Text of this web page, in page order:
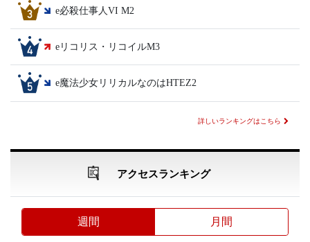
e必殺仕事人VI M2
eリコリス・リコイルM3
e魔法少女リリカルなのはHTEZ2
詳しいランキングはこちら
アクセスランキング
週間 月間